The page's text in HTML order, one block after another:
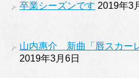
卒業シーズンです 2019年3
山内惠介 新曲「唇スカー
2019年3月6日